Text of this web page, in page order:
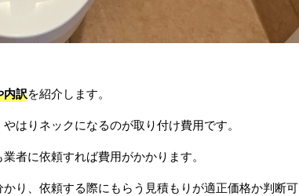
内訳を紹介します。
はりネックになるのが取り付け費用です。
者に依頼すれば費用がかかります。
り、依頼する際にもらう見積もりが適正価格か判断可